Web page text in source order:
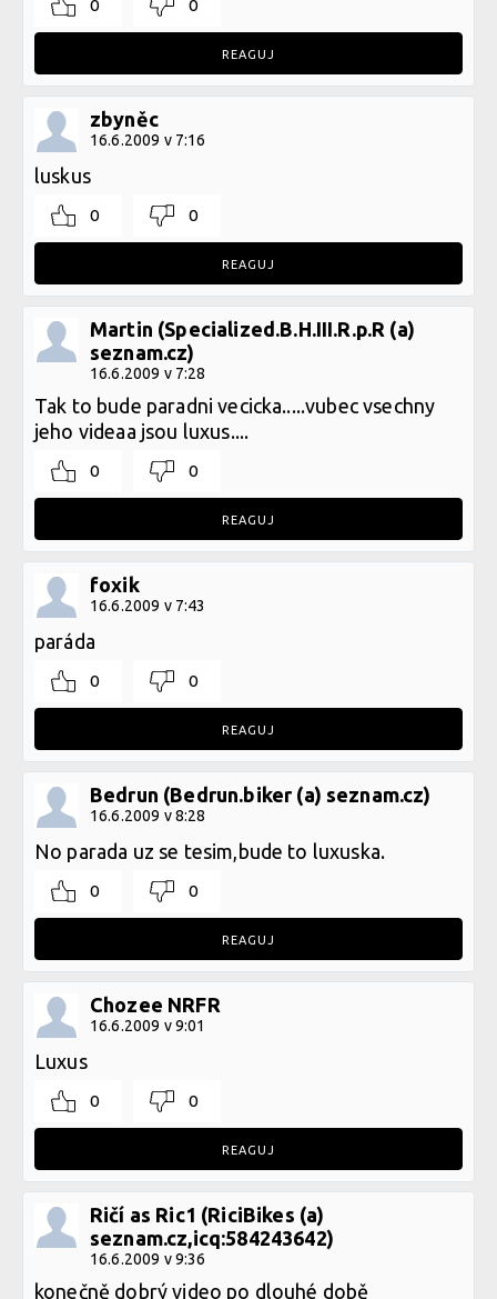
0 0
REAGUJ
zbyněc
16.6.2009 v 7:16
luskus
0 0
REAGUJ
Martin (Specialized.B.H.III.R.p.R (a)
seznam.cz)
16.6.2009 v 7:28
Tak to bude paradni vecicka.....vubec vsechny
jeho videaa jsou luxus....
0 0
REAGUJ
foxik
16.6.2009 v 7:43
paráda
0 0
REAGUJ
Bedrun (Bedrun.biker (a) seznam.cz)
16.6.2009 v 8:28
No parada uz se tesim,bude to luxuska.
0 0
REAGUJ
Chozee NRFR
16.6.2009 v 9:01
Luxus
0 0
REAGUJ
Ričí as Ric1 (RiciBikes (a)
seznam.cz,icq:584243642)
16.6.2009 v 9:36
konečně dobrý video po dlouhé době